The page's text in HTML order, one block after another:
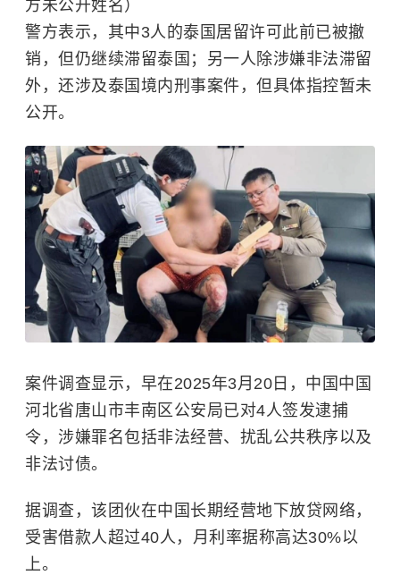
方未公开姓名）
警方表示，其中3人的泰国居留许可此前已被撤
销，但仍继续滞留泰国；另一人除涉嫌非法滞留
外，还涉及泰国境内刑事案件，但具体指控暂未
公开。
案件调查显示，早在2025年3月20日，中国中国
河北省唐山市丰南区公安局已对4人签发逮捕
令，涉嫌罪名包括非法经营、扰乱公共秩序以及
非法讨债。
据调查，该团伙在中国长期经营地下放贷网络，
受害借款人超过40人，月利率据称高达30%以
上。